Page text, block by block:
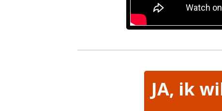
​JA, ik